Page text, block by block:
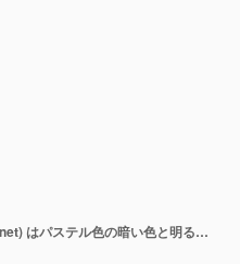
ブルー・プラネット (Blue Planet) はパステル色の暗い色と明るい色で宇宙の物体を手で描いたスケッチで孤立した背景に赤ちゃんのデザインのために満月を描いた絵です